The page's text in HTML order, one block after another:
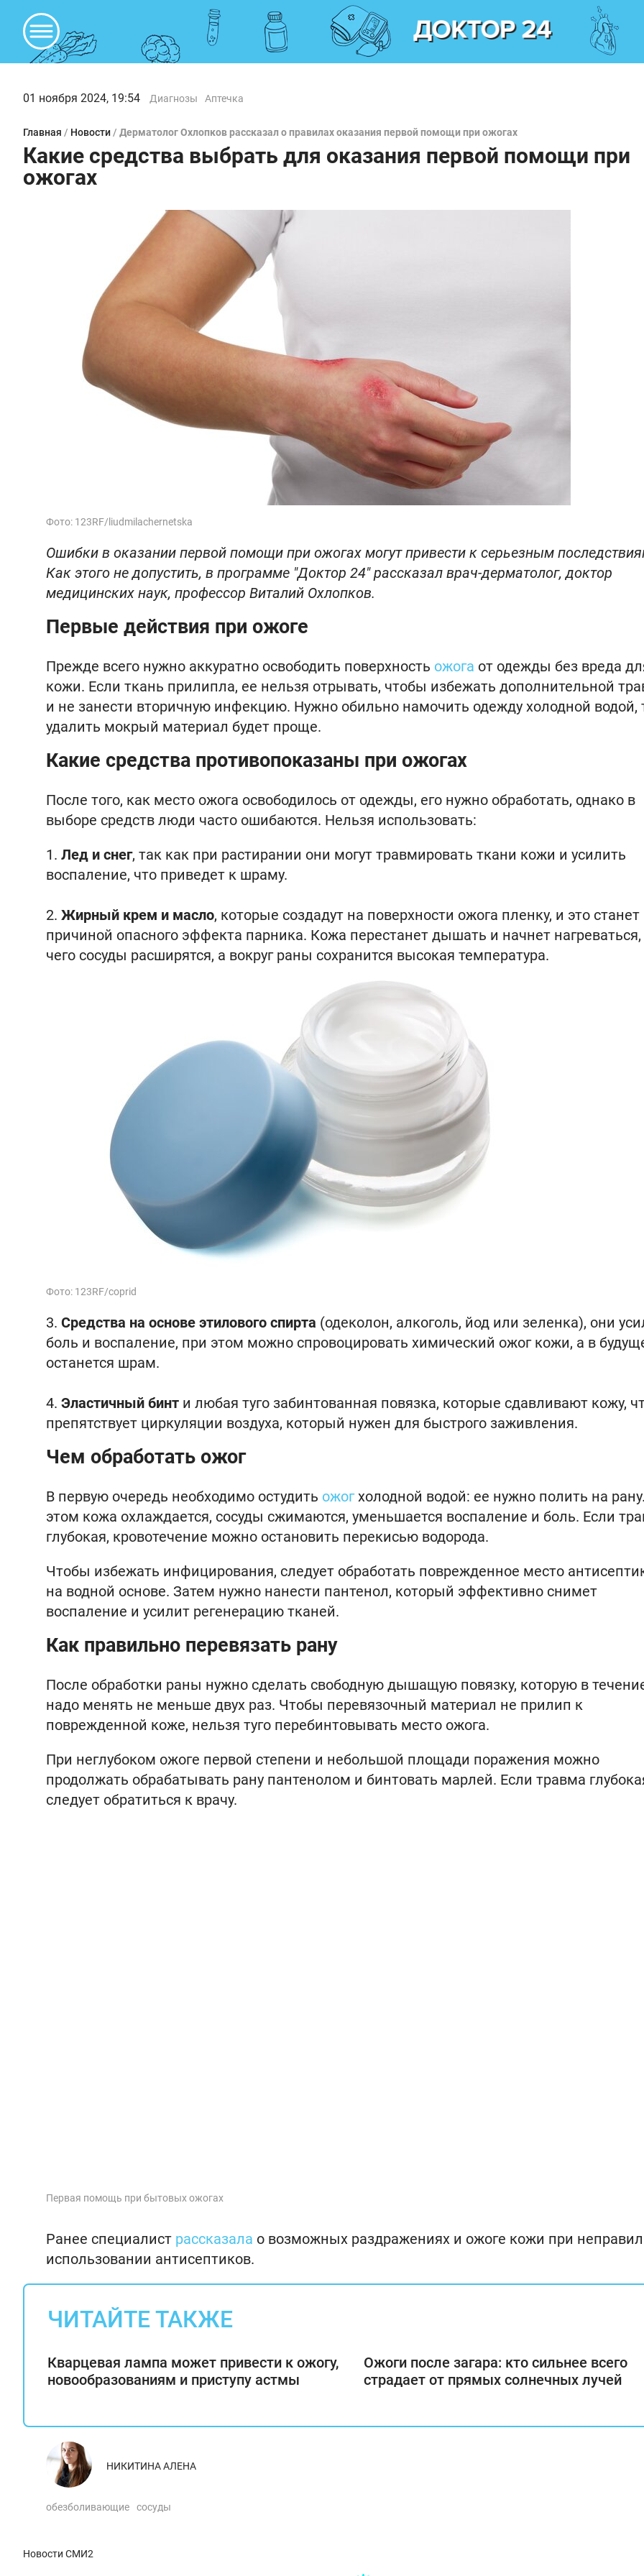
01 ноября 2024, 19:54 Диагнозы Аптечка
Главная / Новости / Дерматолог Охлопков рассказал о правилах оказания первой помощи при ожогах
Какие средства выбрать для оказания первой помощи при
ожогах
Фото: 123RF/liudmilachernetska
Ошибки в оказании первой помощи при ожогах могут привести к серьезным
Как этого не допустить, в программе "Доктор 24" рассказал врач-дерматолог, доктор
медицинских наук, профессор Виталий Охлопков.
Первые действия при ожоге
Прежде всего нужно аккуратно освободить поверхность ожога от одежды без вреда
кожи. Если ткань прилипла, ее нельзя отрывать, чтобы избежать дополнительной
и не занести вторичную инфекцию. Нужно обильно намочить одежду холодной водой,
удалить мокрый материал будет проще.
Какие средства противопоказаны при ожогах
После того, как место ожога освободилось от одежды, его нужно обработать, однако в
выборе средств люди часто ошибаются. Нельзя использовать:
Лед и снег, так как при растирании они могут травмировать ткани кожи и усилить
воспаление, что приведет к шраму.
Жирный крем и масло, которые создадут на поверхности ожога пленку, и это станет
причиной опасного эффекта парника. Кожа перестанет дышать и начнет нагреваться,
чего сосуды расширятся, а вокруг раны сохранится высокая температура.
Фото: 123RF/coprid
Средства на основе этилового спирта (одеколон, алкоголь, йод или зеленка), они
боль и воспаление, при этом можно спровоцировать химический ожог кожи, а в
останется шрам.
Эластичный бинт и любая туго забинтованная повязка, которые сдавливают кожу,
препятствует циркуляции воздуха, который нужен для быстрого заживления.
Чем обработать ожог
В первую очередь необходимо остудить ожогхолодной водой: ее нужно полить на
этом кожа охлаждается, сосуды сжимаются, уменьшается воспаление и боль. Если
глубокая, кровотечение можно остановить перекисью водорода.
Чтобы избежать инфицирования, следует обработать поврежденное место
на водной основе. Затем нужно нанести пантенол, который эффективно снимет
воспаление и усилит регенерацию тканей.
Как правильно перевязать рану
После обработки раны нужно сделать свободную дышащую повязку, которую в
надо менять не меньше двух раз. Чтобы перевязочный материал не прилип к
поврежденной коже, нельзя туго перебинтовывать место ожога.
При неглубоком ожоге первой степени и небольшой площади поражения можно
продолжать обрабатывать рану пантенолом и бинтовать марлей. Если травма
следует обратиться к врачу.
Первая помощь при бытовых ожогах
Ранее специалист рассказала о возможных раздражениях и ожоге кожи при
использовании антисептиков.
ЧИТАЙТЕ ТАКЖЕ
Кварцевая лампа может привести к ожогу,
новообразованиям и приступу астмы
Ожоги после загара: кто сильнее всего
страдает от прямых солнечных лучей
НИКИТИНА АЛЕНА
обезболивающие сосуды
Новости СМИ2